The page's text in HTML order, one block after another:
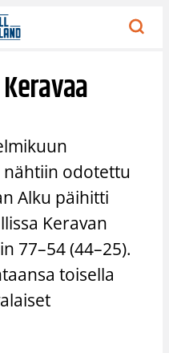
nähtiin odotettu
Alku päihitti
Keravan
77–54 (44–25).
toisella